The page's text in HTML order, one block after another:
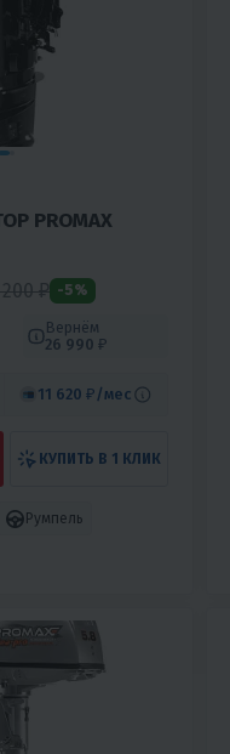
PROMAX
₽ -5%
Вернём
26 990 ₽
11 620 ₽ /мес
КУПИТЬ В 1 КЛИК
Румпель